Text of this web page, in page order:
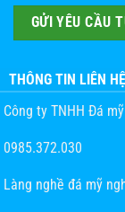
THÔNG TIN LIÊN HỆ
Công ty TNHH Đá
0985.372.030
Làng nghề đá mỹ